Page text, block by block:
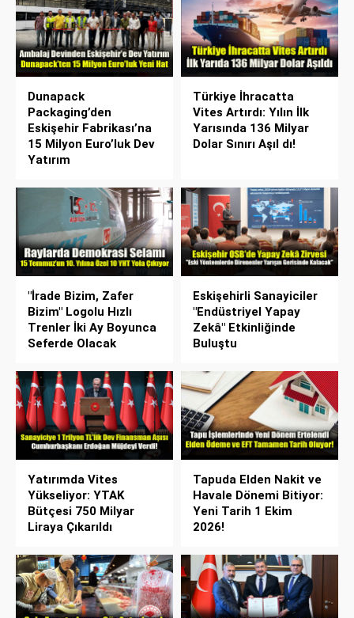
Dunapack
Packaging’den
Eskişehir Fabrikası’na
15 Milyon Euro’luk Dev
Yatırım
Türkiye İhracatta
Vites Artırdı: Yılın İlk
Yarısında 136 Milyar
Dolar Sınırı Aşıl dı!
"İrade Bizim, Zafer
Bizim" Logolu Hızlı
Trenler İki Ay Boyunca
Seferde Olacak
Eskişehirli Sanayiciler
"Endüstriyel Yapay
Zekâ" Etkinliğinde
Buluştu
Yatırımda Vites
Yükseliyor: YTAK
Bütçesi 750 Milyar
Liraya Çıkarıldı
Tapuda Elden Nakit ve
Havale Dönemi Bitiyor:
Yeni Tarih 1 Ekim
2026!